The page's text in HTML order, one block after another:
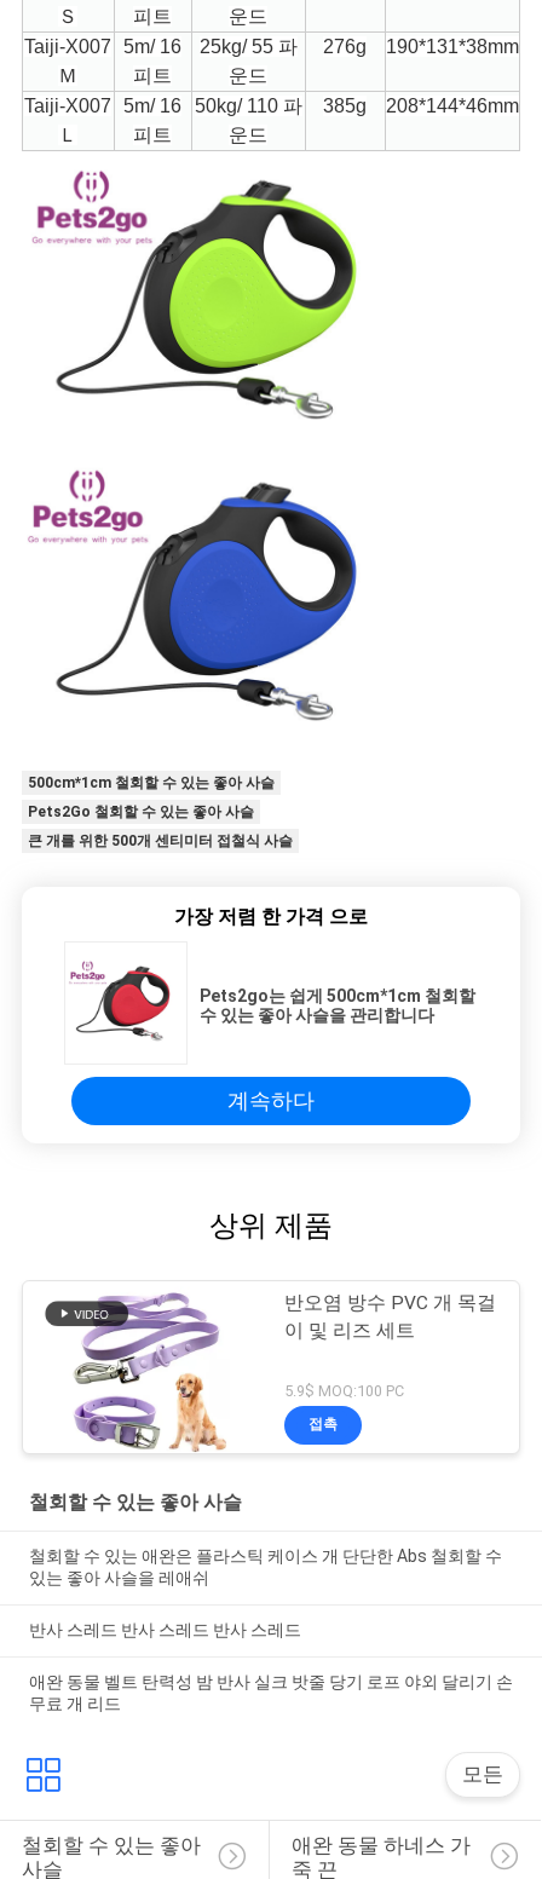
PRIVACY
POLICY
Ｓ
피트
운드
Taiji-X007
Ｍ
5m/ 16
피트
25kg/ 55 파
운드
276g 190*131*38mm
Taiji-X007
Ｌ
5m/ 16
피트
50kg/ 110 파
운드
385g 208*144*46mm
500cm*1cm 철회할 수 있는 좋아 사슬
Pets2Go 철회할 수 있는 좋아 사슬
큰 개를 위한 500개 센티미터 접철식 사슬
가장 저렴 한 가격 으로
Pets2go는 쉽게 500cm*1cm 철회할
수 있는 좋아 사슬을 관리합니다
계속하다
상위 제품
반오염 방수 PVC 개 목걸
이 및 리즈 세트
5.9$ MOQ:100 PC
접촉
철회할 수 있는 좋아 사슬
철회할 수 있는 애완은 플라스틱 케이스 개 단단한 Abs 철회할 수
있는 좋아 사슬을 레애쉬
반사 스레드 반사 스레드 반사 스레드
애완 동물 벨트 탄력성 밤 반사 실크 밧줄 당기 로프 야외 달리기 손
무료 개 리드
모든
철회할 수 있는 좋아
사슬
애완 동물 하네스 가
죽 끈